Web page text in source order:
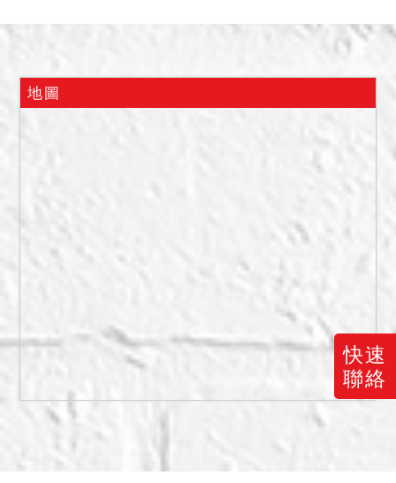
快速
聯絡
二種住宅區。
六、據查封筆錄及鑑價報告
占用，並出租他人使用，拍
行及地下室車道使用，債權
屋內已無人居住，惟其後有
租人，該租賃關係業經本院
處分除去後拍賣，拍定後解
除第三人占有，點交與買受
人，但如該除租處分於點交
前經廢棄確定者，則不點
交。
七、建物２並未辦理建築物
地圖